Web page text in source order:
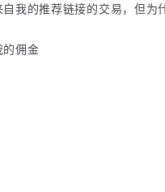
自我的推荐链接的交易，但为
的佣金